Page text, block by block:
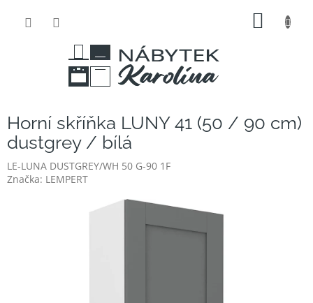
Horní skříňka LUNY 41 (50 / 90 cm)
dustgrey / bílá
LE-LUNA DUSTGREY/WH 50 G-90 1F
Značka: LEMPERT